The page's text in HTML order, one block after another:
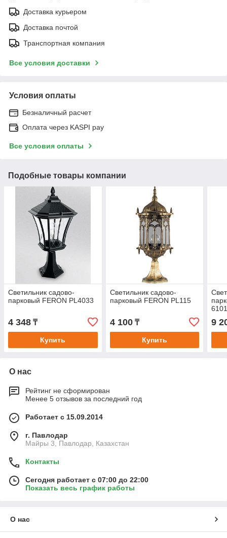
Доставка курьером
Доставка почтой
Транспортная компания
Все условия доставки
Условия оплаты
Безналичный расчет
Оплата через KASPI pay
Все условия оплаты
Подобные товары компании
Светильник садово-
парковый FERON PL4033
4 348 ₸
Купить
Светильник садово-
парковый FERON PL115
4 100₸
Купить
9
О нас
Рейтинг не сформирован
Менее 5 отзывов за последний год
Работает с 15.09.2014
г. Павлодар
Майры 3, Павлодар, Казахстан
Контакты
Сегодня работает с 07:00 до 22:00
Показать весь график работы
О нас